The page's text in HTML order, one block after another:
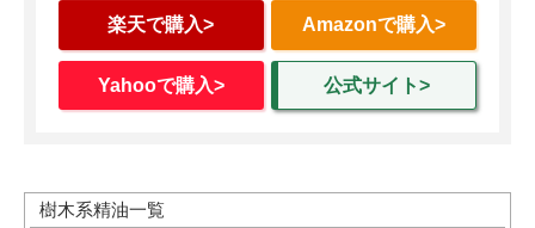
楽天で購入> Amazonで購入>
Yahooで購入> 公式サイト>
樹木系精油一覧